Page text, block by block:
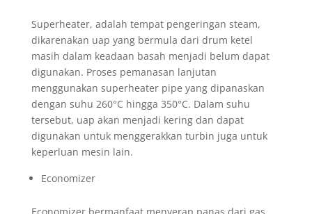
Superheater, adalah tempat pengeringan steam,
dikarenakan uap yang bermula dari drum ketel
masih dalam keadaan basah menjadi belum dapat
digunakan. Proses pemanasan lanjutan
menggunakan superheater pipe yang dipanaskan
dengan suhu 260°C hingga 350°C. Dalam suhu
tersebut, uap akan menjadi kering dan dapat
digunakan untuk menggerakkan turbin juga untuk
keperluan mesin lain.
Economizer